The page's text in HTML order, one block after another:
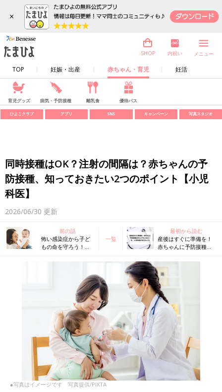
×
TOP 妊娠・出産 赤ちゃん・育児 妊活
SHOP 内祝い メニュー
育児グッズ 病気・予防接種 離乳食 優待パス
ひよこクラブ アプリ SNS キャンペーン 写真スタジオ
同時接種はOK？注射の間隔は？赤ちゃんの予
防接種、知っておきたい2つのポイント【小児
科医】
2026/06/30 更新
前の話
怖い感染症から子ど
もの命を守ろう！
排除国である日本
大切な理由とは？
一覧
最初から読む
産後はすぐに準備を！
赤ちゃんに予防接種は
今、小児科医が伝えた
いこと
●写真はイメージです 写真提供/PIXTA